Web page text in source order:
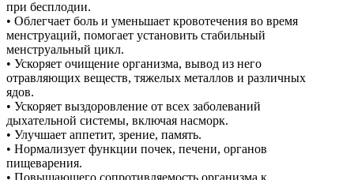
при бесплодии.
• Облегчает боль и уменьшает кровотечения во время
менструаций, помогает установить стабильный
менструальный цикл.
• Ускоряет очищение организма, вывод из него
отравляющих веществ, тяжелых металлов и различных
ядов.
• Ускоряет выздоровление от всех заболеваний
дыхательной системы, включая насморк.
• Улучшает аппетит, зрение, память.
• Нормализует функции почек, печени, органов
пищеварения.
• Повышающего сопротивляемость организма к